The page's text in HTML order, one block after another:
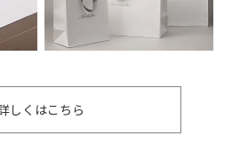
しくはこちら